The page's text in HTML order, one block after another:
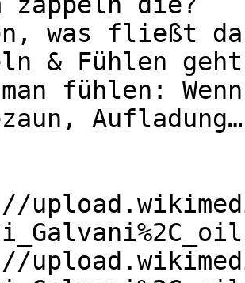
was fließt da
& Fühlen
fühlen:
Aufladung…